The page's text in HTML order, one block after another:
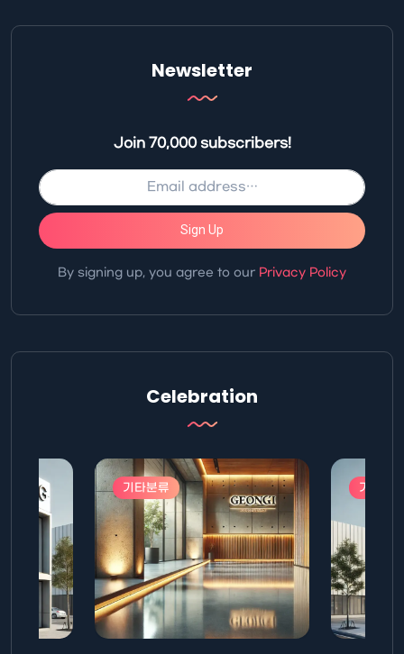
Newsletter
Join 70,000 subscribers!
Sign Up
By signing up, you agree to our Privacy Policy
Celebration
기타분류 기타분